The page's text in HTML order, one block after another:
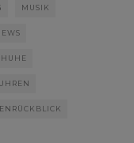
MUSIK
UHREN